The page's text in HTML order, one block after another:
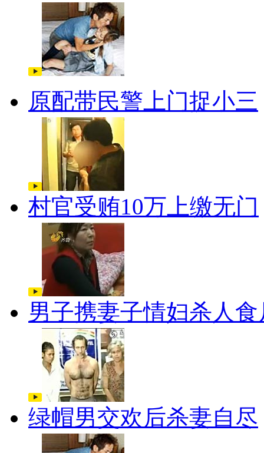
原配带民警上门捉小三
村官受贿10万上缴无门
男子携妻子情妇杀人食
绿帽男交欢后杀妻自尽